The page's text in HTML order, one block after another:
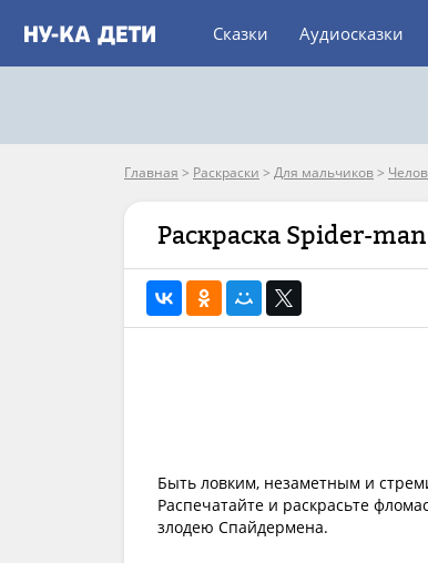
Сказки Аудиосказки
Главная > Раскраски > Для мальчиков>
Раскраска Spider-man
Быть ловким, незаметным и
Распечатайте и раскрасьте
злодею Спайдермена.